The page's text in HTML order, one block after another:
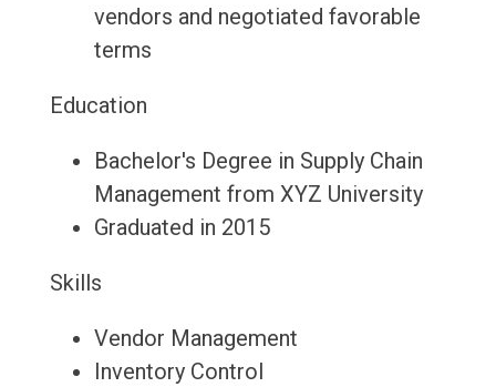
vendors and negotiated favorable
terms
Education
Bachelor's Degree in Supply Chain
Management from XYZ University
Graduated in 2015
Skills
Vendor Management
Inventory Control